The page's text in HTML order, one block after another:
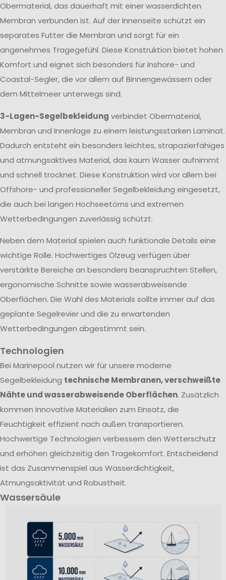
Obermaterial, das dauerhaft mit einer wasserdichten
Membran verbunden ist. Auf der Innenseite schützt ein
separates Futter die Membran und sorgt für ein
angenehmes Tragegefühl. Diese Konstruktion bietet hohen
Komfort und eignet sich besonders für Inshore- und
Coastal-Segler, die vor allem auf Binnengewässern oder
dem Mittelmeer unterwegs sind.
3-Lagen-Segelbekleidung verbindet Obermaterial,
Membran und Innenlage zu einem leistungsstarken Laminat.
Dadurch entsteht ein besonders leichtes, strapazierfähiges
und atmungsaktives Material, das kaum Wasser aufnimmt
und schnell trocknet. Diese Konstruktion wird vor allem bei
Offshore- und professioneller Segelbekleidung eingesetzt,
die auch bei langen Hochseetörns und extremen
Wetterbedingungen zuverlässig schützt.
Neben dem Material spielen auch funktionale Details eine
wichtige Rolle. Hochwertiges Ölzeug verfügen über
verstärkte Bereiche an besonders beanspruchten Stellen,
ergonomische Schnitte sowie wasserabweisende
Oberflächen. Die Wahl des Materials sollte immer auf das
geplante Segelrevier und die zu erwartenden
Wetterbedingungen abgestimmt sein.
Technologien
Bei Marinepool nutzen wir für unsere moderne
Segelbekleidung technische Membranen, verschweißte
Nähte und wasserabweisende Oberflächen. Zusätzlich
kommen innovative Materialien zum Einsatz, die
Feuchtigkeit effizient nach außen transportieren.
Hochwertige Technologien verbessern den Wetterschutz
und erhöhen gleichzeitig den Tragekomfort. Entscheidend
ist das Zusammenspiel aus Wasserdichtigkeit,
Atmungsaktivität und Robustheit.
Wassersäule